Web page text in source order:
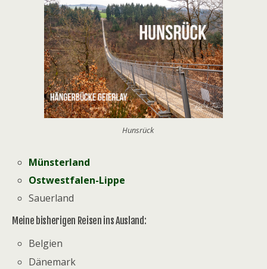
Hunsrück
Münsterland
Ostwestfalen-Lippe
Sauerland
Meine bisherigen Reisen ins Ausland:
Belgien
Dänemark